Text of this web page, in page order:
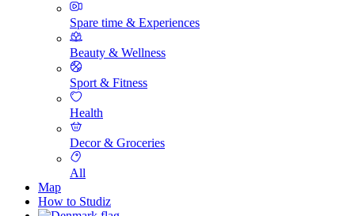
Spare time & Experiences
Beauty & Wellness
Sport & Fitness
Health
Decor & Groceries
All
Map
How to Studiz